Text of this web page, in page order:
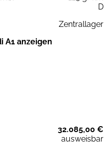
D
Zentrallager
A1 anzeigen
32.085,00 €
ausweisbar